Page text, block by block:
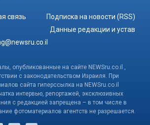
связь
Подписка на новости (RSS)
Данные редакции и устав
опубликованные на сайте NEWSru.co.il ,
с законодательством Израиля. При
сайта гиперссылка на NEWSru.co.il
интервью, репортажей, эксклюзивных
с редакцией запрещена – в том числе в
фотоматериалов агентств не разрешается.